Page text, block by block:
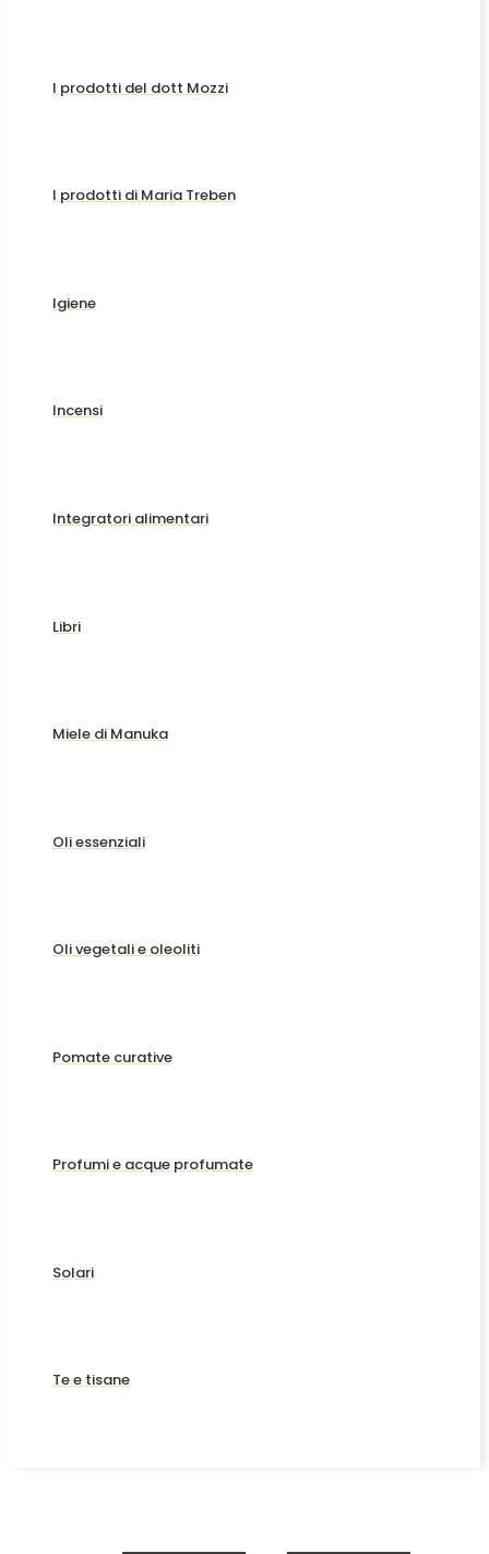
I prodotti del dott Mozzi
I prodotti di Maria Treben
Igiene
Incensi
Integratori alimentari
Libri
Miele di Manuka
Oli essenziali
Oli vegetali e oleoliti
Pomate curative
Profumi e acque profumate
Solari
Te e tisane